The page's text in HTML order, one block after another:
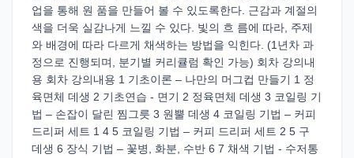
업을 통해 원 품을 만들어 볼 수 있도록한다. 근감과 계절의
색을 더욱 실감나게 느낄 수 있다. 빛의 흐 름에 따라, 주제
와 배경에 따라 다르게 채색하는 방법을 익힌다. (1년차 과
정으로 진행되며, 분기별 커리큘럼 확인 가능) 회차 강의내
용 회차 강의내용 1 기초이론 – 나만의 머그컵 만들기 1 정
육면체 데생 2 기초연습 - 면기 2 정육면체 데생 3 코일링 기
법 – 손잡이 달린 찜그릇 3 원뿔 데생 4 코일링 기법 – 커피
드리퍼 세트 1 4 5 코일링 기법 – 커피 드리퍼 세트 2 5 구
데생 6 장식 기법 – 꽃병, 화분, 수반 6 7 채색 기법 - 수저통